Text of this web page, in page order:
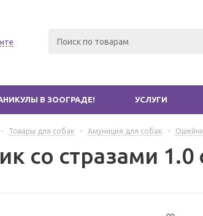
В ЗООГРАДЕ! УСЛУГИ
- Товары для собак - Амуниция для собак -
со стразами 1.0